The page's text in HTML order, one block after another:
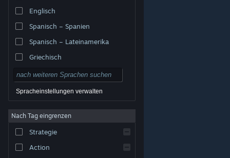
© Valve Corporation. Alle Rechte vorbehalten. Alle
USA und anderen Ländern.
Rechtliches
Barrierefreiheit
Nutzungsvertrag
Englisch
Spanisch – Spanien
Spanisch – Lateinamerika
Griechisch
Spracheinstellungen verwalten
Nach Tag eingrenzen
Strategie
Action